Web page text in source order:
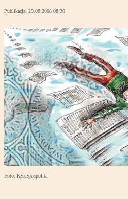
Publikacja: 29.08.2008 08:30
Foto: Rzeczpospolita